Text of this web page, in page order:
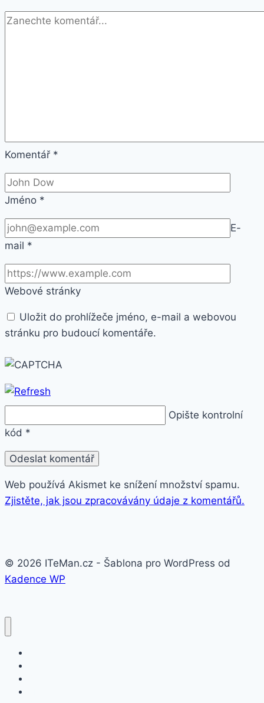
Komentář *
Jméno *
E-
mail *
Webové stránky
Uložit do prohlížeče jméno, e-mail a webovou
stránku pro budoucí komentáře.
Opište kontrolní
kód *
Web používá Akismet ke snížení množství spamu.
Zjistěte, jak jsou zpracovávány údaje z komentářů.
© 2026 ITeMan.cz - Šablona pro WordPress od
Kadence WP